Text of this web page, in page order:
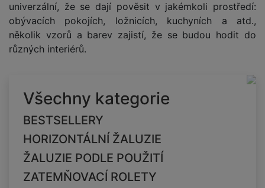
univerzální, že se dají pověsit v jakémkoli prostředí:
obývacích pokojích, ložnicích, kuchyních a atd.,
několik vzorů a barev zajistí, že se budou hodit do
různých interiérů.
Všechny kategorie
BESTSELLERY
HORIZONTÁLNÍ ŽALUZIE
ŽALUZIE PODLE POUŽITÍ
ZATEMŇOVACÍ ROLETY